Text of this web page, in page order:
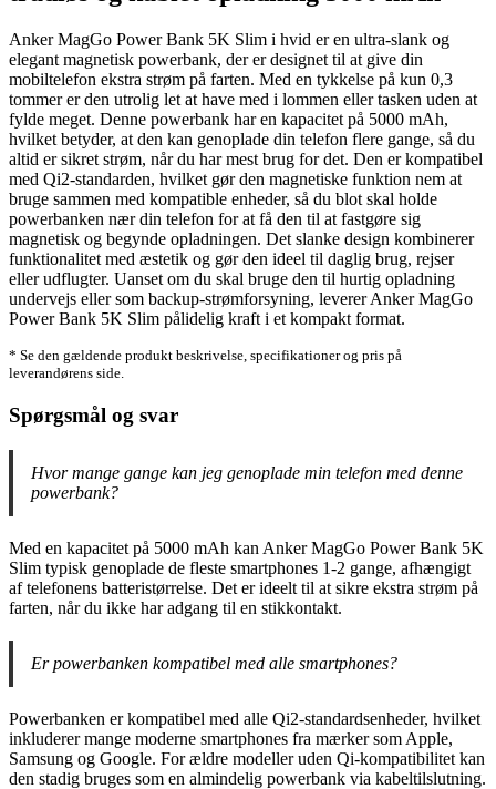
Anker MagGo Power Bank 5K Slim i hvid er en ultra-slank og
elegant magnetisk powerbank, der er designet til at give din
mobiltelefon ekstra strøm på farten. Med en tykkelse på kun 0,3
tommer er den utrolig let at have med i lommen eller tasken uden at
fylde meget. Denne powerbank har en kapacitet på 5000 mAh,
hvilket betyder, at den kan genoplade din telefon flere gange, så du
altid er sikret strøm, når du har mest brug for det. Den er kompatibel
med Qi2-standarden, hvilket gør den magnetiske funktion nem at
bruge sammen med kompatible enheder, så du blot skal holde
powerbanken nær din telefon for at få den til at fastgøre sig
magnetisk og begynde opladningen. Det slanke design kombinerer
funktionalitet med æstetik og gør den ideel til daglig brug, rejser
eller udflugter. Uanset om du skal bruge den til hurtig opladning
undervejs eller som backup-strømforsyning, leverer Anker MagGo
Power Bank 5K Slim pålidelig kraft i et kompakt format.
* Se den gældende produkt beskrivelse, specifikationer og pris på
leverandørens side.
Spørgsmål og svar
Hvor mange gange kan jeg genoplade min telefon med denne
powerbank?
Med en kapacitet på 5000 mAh kan Anker MagGo Power Bank 5K
Slim typisk genoplade de fleste smartphones 1-2 gange, afhængigt
af telefonens batteristørrelse. Det er ideelt til at sikre ekstra strøm på
farten, når du ikke har adgang til en stikkontakt.
Er powerbanken kompatibel med alle smartphones?
Powerbanken er kompatibel med alle Qi2-standardsenheder, hvilket
inkluderer mange moderne smartphones fra mærker som Apple,
Samsung og Google. For ældre modeller uden Qi-kompatibilitet kan
den stadig bruges som en almindelig powerbank via kabeltilslutning.